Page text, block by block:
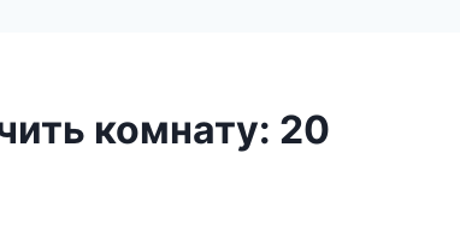
комнату: 20